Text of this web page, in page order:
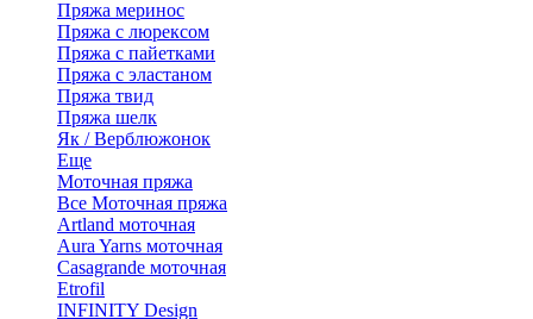
Пряжа меринос
Пряжа с люрексом
Пряжа с пайетками
Пряжа с эластаном
Пряжа твид
Пряжа шелк
Як / Верблюжонок
Еще
Моточная пряжа
Все Моточная пряжа
Artland моточная
Aura Yarns моточная
Casagrande моточная
Etrofil
INFINITY Design